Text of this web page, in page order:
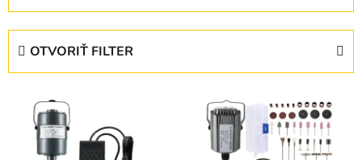
d
OTVORIŤ FILTER